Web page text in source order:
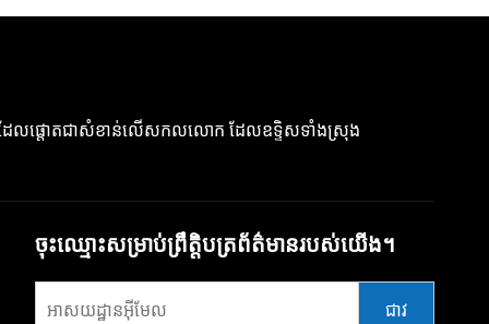
ែលផ្តោតជាសំខាន់លើសកលលោក ដែលឧទ្ទិសទាំងស្រុង
ចុះឈ្មោះសម្រាប់ព្រឹត្តិបត្រព័ត៌មានរបស់យើង។
ជាវ